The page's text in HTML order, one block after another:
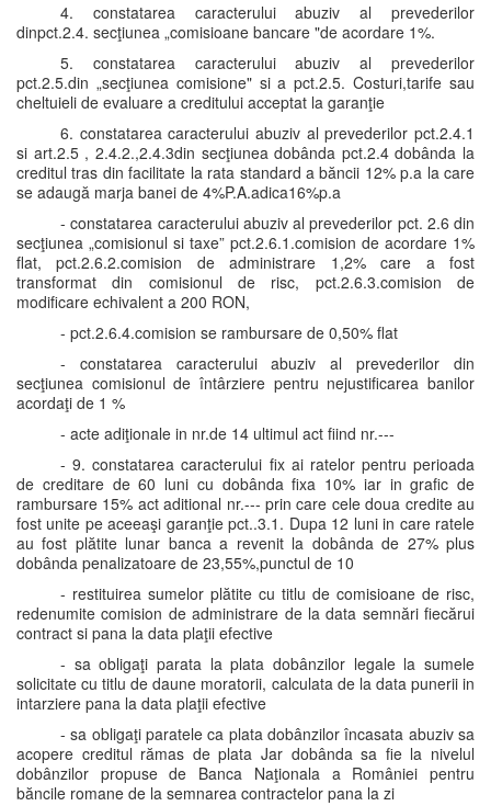
4. constatarea caracterului abuziv al prevederilor
dinpct.2.4. secţiunea „comisioane bancare "de acordare 1%.
5. constatarea caracterului abuziv al prevederilor
pct.2.5.din „secţiunea comisione" si a pct.2.5. Costuri,tarife sau
cheltuieli de evaluare a creditului acceptat la garanţie
6. constatarea caracterului abuziv al prevederilor pct.2.4.1
si art.2.5 , 2.4.2.,2.4.3din secţiunea dobânda pct.2.4 dobânda la
creditul tras din facilitate la rata standard a băncii 12% p.a la care
se adaugă marja banei de 4%P.A.adica16%p.a
- constatarea caracterului abuziv al prevederilor pct. 2.6 din
secţiunea „comisionul si taxe” pct.2.6.1.comision de acordare 1%
flat, pct.2.6.2.comision de administrare 1,2% care a fost
transformat din comisionul de risc, pct.2.6.3.comision de
modificare echivalent a 200 RON,
- pct.2.6.4.comision se rambursare de 0,50% flat
- constatarea caracterului abuziv al prevederilor din
secţiunea comisionul de întârziere pentru nejustificarea banilor
acordaţi de 1 %
- acte adiţionale in nr.de 14 ultimul act fiind nr.---
- 9. constatarea caracterului fix ai ratelor pentru perioada
de creditare de 60 luni cu dobânda fixa 10% iar in grafic de
rambursare 15% act aditional nr.--- prin care cele doua credite au
fost unite pe aceeaşi garanţie pct..3.1. Dupa 12 luni in care ratele
au fost plătite lunar banca a revenit la dobânda de 27% plus
dobânda penalizatoare de 23,55%,punctul de 10
- restituirea sumelor plătite cu titlu de comisioane de risc,
redenumite comision de administrare de la data semnări fiecărui
contract si pana la data plaţii efective
- sa obligaţi parata la plata dobânzilor legale la sumele
solicitate cu titlu de daune moratorii, calculata de la data punerii in
intarziere pana la data plaţii efective
- sa obligaţi paratele ca plata dobânzilor încasata abuziv sa
acopere creditul rămas de plata Jar dobânda sa fie la nivelul
dobânzilor propuse de Banca Naţionala a României pentru
băncile romane de la semnarea contractelor pana la zi